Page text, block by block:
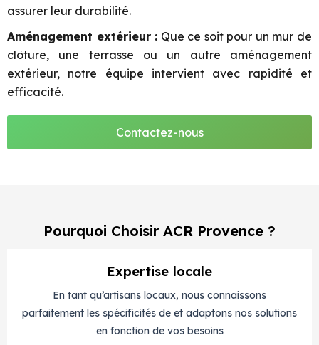
assurer leur durabilité.
Aménagement extérieur : Que ce soit pour un mur de
clôture, une terrasse ou un autre aménagement
extérieur, notre équipe intervient avec rapidité et
efficacité.
Contactez-nous
Pourquoi Choisir ACR Provence ?
Expertise locale
En tant qu’artisans locaux, nous connaissons
parfaitement les spécificités de et adaptons nos solutions
en fonction de vos besoins